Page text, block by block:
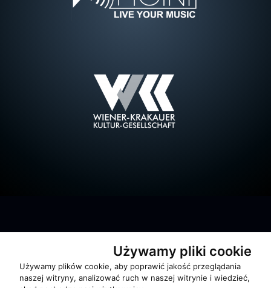
Używamy pliki cookie
Używamy plików cookie, aby poprawić jakość przeglądania
naszej witryny, analizować ruch w naszej witrynie i wiedzieć,
O zespole